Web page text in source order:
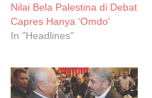
Nilai Bela Palestina di Debat
Capres Hanya ‘Omdo’
In "Headlines"